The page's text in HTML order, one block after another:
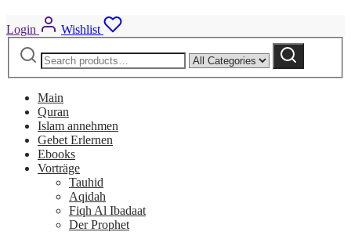
Login
Wishlist
Search
for:
by
category:
Search
Main
Quran
Islam annehmen
Gebet Erlernen
Ebooks
Vorträge
Tauhid
Aqidah
Fiqh Al Ibadaat
Der Prophet